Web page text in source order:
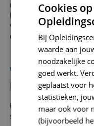
nieuwe systeem.
Nieuwe instromers
voorbereidt op het
certificaat.
Wat betekent dit
installateur?
De gevolgen van de
staat.
Cookies
Bij
waarde aan
noodzakelijke
goed werkt.
geplaatst voor
statistieken,
maar ook voor
(bijvoorbeeld